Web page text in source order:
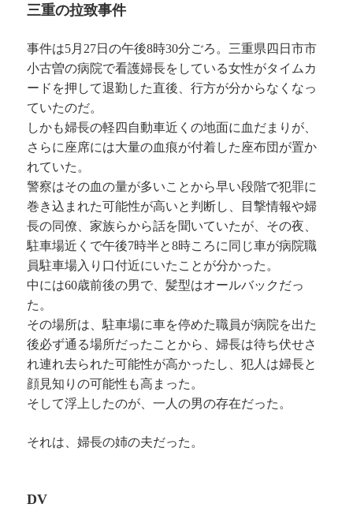
三重の拉致事件
事件は5月27日の午後8時30分ごろ。三重県四日市市
小古曽の病院で看護婦長をしている女性がタイムカ
ードを押して退勤した直後、行方が分からなくなっ
ていたのだ。
しかも婦長の軽四自動車近くの地面に血だまりが、
さらに座席には大量の血痕が付着した座布団が置か
れていた。
警察はその血の量が多いことから早い段階で犯罪に
巻き込まれた可能性が高いと判断し、目撃情報や婦
長の同僚、家族らから話を聞いていたが、その夜、
駐車場近くで午後7時半と8時ころに同じ車が病院職
員駐車場入り口付近にいたことが分かった。
中には60歳前後の男で、髪型はオールバックだっ
た。
その場所は、駐車場に車を停めた職員が病院を出た
後必ず通る場所だったことから、婦長は待ち伏せさ
れ連れ去られた可能性が高かったし、犯人は婦長と
顔見知りの可能性も高まった。
そして浮上したのが、一人の男の存在だった。
それは、婦長の姉の夫だった。
DV